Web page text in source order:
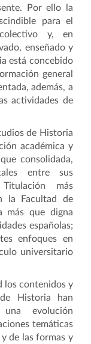
Por ello la
para el
y, en
enseñado y
está concebido
general
además, a
actividades de
de Historia
académica y
consolidada,
entre sus
más
la Facultad de
más que digna
españolas;
enfoques en
universitario
los contenidos y
Historia han
evolución
temáticas
de las formas y